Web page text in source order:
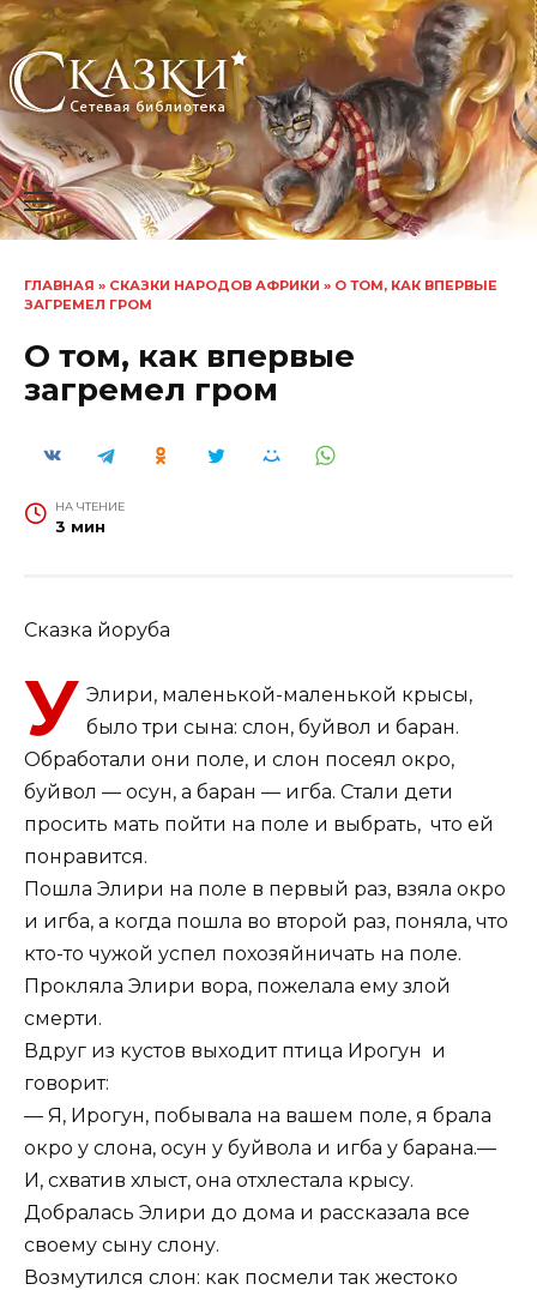
Перейти
содержанию
ГЛАВНАЯ » СКАЗКИ НАРОДОВ АФРИКИ » О ТОМ, КАК ВПЕРВЫЕ
ЗАГРЕМЕЛ ГРОМ
О том, как впервые
загремел гром
НА ЧТЕНИЕ
3 мин
Сказка йоруба
У Элири, маленькой-маленькой крысы,
было три сына: слон, буйвол и баран.
Обработали они поле, и слон посеял окро,
буйвол — осун, а баран — игба. Стали дети
просить мать пойти на поле и выбрать, что ей
понравится.
Пошла Элири на поле в первый раз, взяла окро
и игба, а когда пошла во второй раз, поняла, что
кто-то чужой успел похозяйничать на поле.
Прокляла Элири вора, пожелала ему злой
смерти.
Вдруг из кустов выходит птица Ирогун и
говорит:
— Я, Ирогун, побывала на вашем поле, я брала
окро у слона, осун у буйвола и игба у барана.—
И, схватив хлыст, она отхлестала крысу.
Добралась Элири до дома и рассказала все
своему сыну слону.
Возмутился слон: как посмели так жестоко